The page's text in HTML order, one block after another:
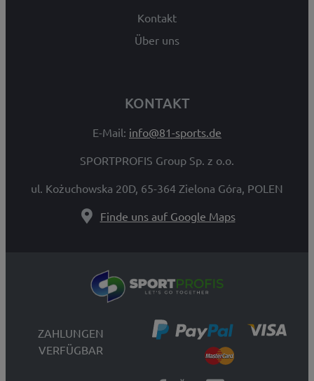
Kontakt
Über uns
KONTAKT
E-Mail: info@81-sports.de
SPORTPROFIS Group Sp. z o.o.
ul. Kożuchowska 20D, 65-364 Zielona Góra, POLEN
Finde uns auf Google Maps
ZAHLUNGEN
VERFÜGBAR